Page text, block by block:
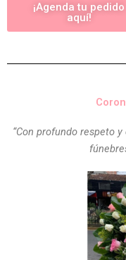
¡Agenda tu pedido
aquí!
“Con profundo respeto